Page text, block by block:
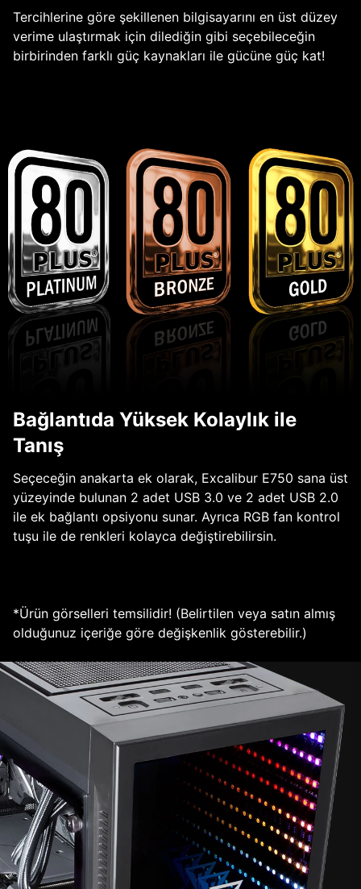
Tercihlerine göre şekillenen bilgisayarını en üst düzey
verime ulaştırmak için dilediğin gibi seçebileceğin
birbirinden farklı güç kaynakları ile gücüne güç kat!
Bağlantıda Yüksek Kolaylık ile
Tanış
Seçeceğin anakarta ek olarak, Excalibur E750 sana üst
yüzeyinde bulunan 2 adet USB 3.0 ve 2 adet USB 2.0
ile ek bağlantı opsiyonu sunar. Ayrıca RGB fan kontrol
tuşu ile de renkleri kolayca değiştirebilirsin.
*Ürün görselleri temsilidir! (Belirtilen veya satın almış
olduğunuz içeriğe göre değişkenlik gösterebilir.)